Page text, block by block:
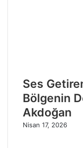
Ses
Bölgenin
Akdoğan
Nisan 17, 2026